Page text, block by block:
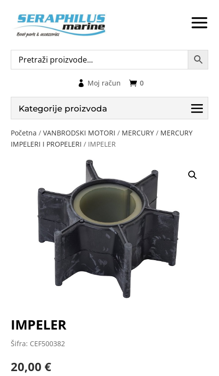
0
Moj račun
Kategorije proizvoda
Početna /VANBRODSKI MOTORI / MERCURY / MERCURY
IMPELERI I PROPELERI / IMPELER
IMPELER
Šifra: CEF500382
20,00€